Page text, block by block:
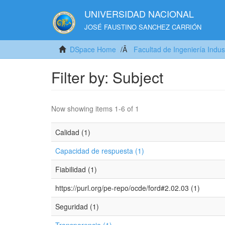
UNIVERSIDAD NACIONAL
JOSÉ FAUSTINO SANCHEZ CARRIÓN
DSpace Home Facultad de Ingeniería
Filter by: Subject
Now showing items 1-6 of 1
Calidad (1)
Capacidad de respuesta (1)
Fiabilidad (1)
https://purl.org/pe-repo/ocde/ford#2.02.03 (1)
Seguridad (1)